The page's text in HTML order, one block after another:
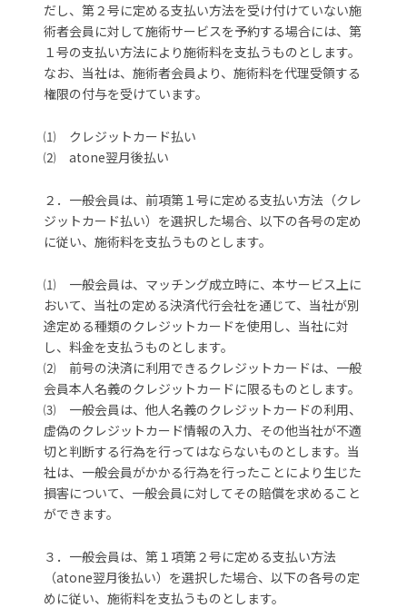
だし、第２号に定める支払い方法を受け付けていない施
術者会員に対して施術サービスを予約する場合には、第
１号の支払い方法により施術料を支払うものとします。
なお、当社は、施術者会員より、施術料を代理受領する
権限の付与を受けています。
⑴ クレジットカード払い
⑵ atone翌月後払い
２．一般会員は、前項第１号に定める支払い方法（クレ
ジットカード払い）を選択した場合、以下の各号の定め
に従い、施術料を支払うものとします。
⑴ 一般会員は、マッチング成立時に、本サービス上に
おいて、当社の定める決済代行会社を通じて、当社が別
途定める種類のクレジットカードを使用し、当社に対
し、料金を支払うものとします。
⑵ 前号の決済に利用できるクレジットカードは、一般
会員本人名義のクレジットカードに限るものとします。
⑶ 一般会員は、他人名義のクレジットカードの利用、
虚偽のクレジットカード情報の入力、その他当社が不適
切と判断する行為を行ってはならないものとします。当
社は、一般会員がかかる行為を行ったことにより生じた
損害について、一般会員に対してその賠償を求めること
ができます。
３．一般会員は、第１項第２号に定める支払い方法
（atone翌月後払い）を選択した場合、以下の各号の定
めに従い、施術料を支払うものとします。